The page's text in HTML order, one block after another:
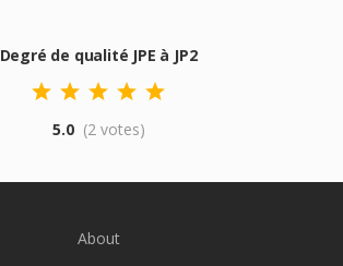
Degré de qualité JPE à JP2
5.0 (2 votes)
About